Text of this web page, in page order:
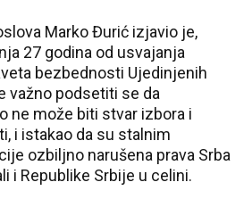
Marko Đurić izjavio je,
27 godina od usvajanja
bezbednosti Ujedinjenih
važno podsetiti se da
ne može biti stvar izbora i
i istakao da su stalnim
ozbiljno narušena prava Srba
i Republike Srbije u celini.